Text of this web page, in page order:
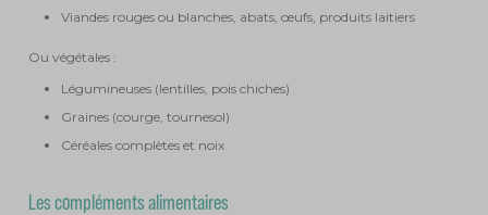
Viandes rouges ou blanches, abats, œufs, produits laitiers
Ou végétales :
Légumineuses (lentilles, pois chiches)
Graines (courge, tournesol)
Céréales complètes et noix
Les compléments alimentaires